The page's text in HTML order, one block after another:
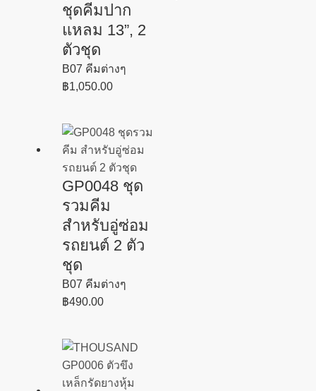
ชุดคีมปาก
แหลม 13”, 2
ตัวชุด
B07 คีมต่างๆ
฿1,050.00
GP0048 ชุด
รวมคีม
สำหรับอู่ซ่อม
รถยนต์ 2 ตัว
ชุด
B07 คีมต่างๆ
฿490.00